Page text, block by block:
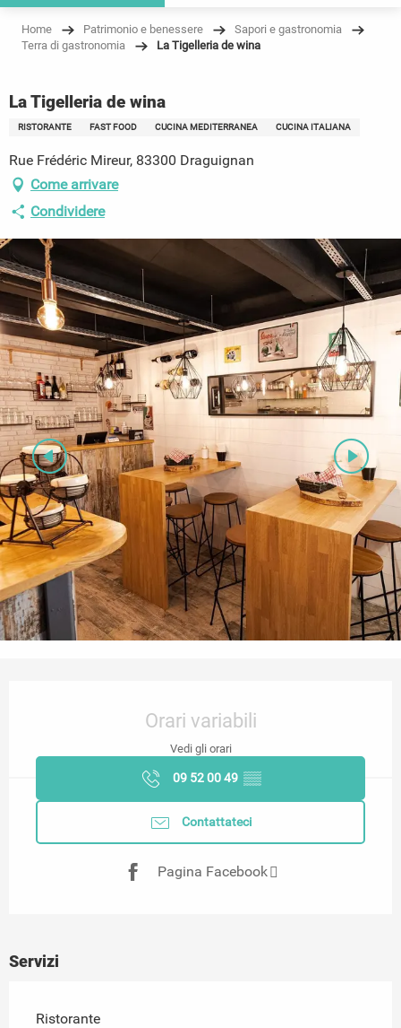
Home Patrimonio e benessere
Sapori e gastronomia
Terra di gastronomia
La Tigelleria de wina
La Tigelleria de wina
RISTORANTE FAST FOOD CUCINA MEDITERRANEA CUCINA ITALIANA
Rue Frédéric Mireur, 83300 Draguignan
Come arrivare
Condividere
Orari variabili
Vedi gli orari
09 52 00 49 ▒▒
Contattateci
Pagina Facebook
Servizi
Ristorante